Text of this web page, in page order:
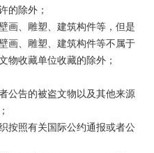
除外；
、雕塑、建筑构件等，但是
画、雕塑、建筑构件等不属于
物收藏单位收藏的除外；
告的被盗文物以及其他来源
照有关国际公约通报或者公